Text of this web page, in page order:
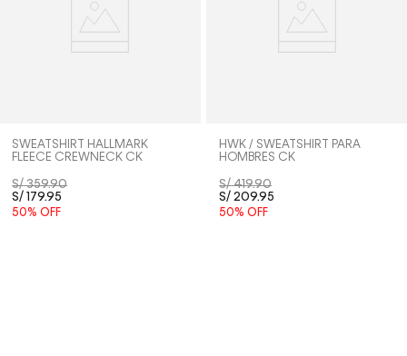
SWEATSHIRT HALLMARK
FLEECE CREWNECK CK
S/ 359.90
S/ 179.95
50% OFF
HWK / SWEATSHIRT PARA
HOMBRES CK
S/ 419.90
S/ 209.95
50% OFF